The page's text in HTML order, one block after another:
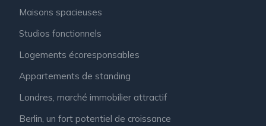
Maisons spacieuses
Studios fonctionnels
Logements écoresponsables
Appartements de standing
Londres, marché immobilier attractif
Berlin, un fort potentiel de croissance